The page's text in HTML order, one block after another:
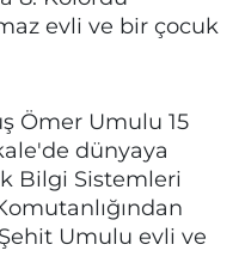
evli ve bir çocuk
Ömer Umulu 15
dünyaya
Bilgi Sistemleri
Umulu evli ve